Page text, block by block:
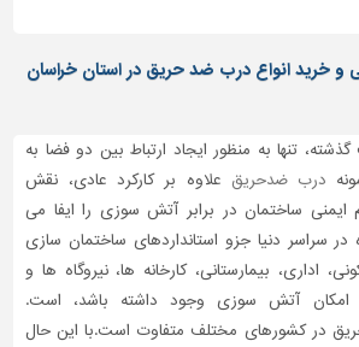
و خرید انواع درب ضد حریق در استان خراسان
تنها به منظور ایجاد ارتباط بین دو فضا به
درب ضدحریق علاوه بر کارکرد عادی، نقش
ساختمان در برابر آتش سوزی را ایفا می
در سراسر دنیا جزو استانداردهای ساختمان سازی
اداری، بیمارستانی، کارخانه ها، نیروگاه ها و
آتش سوزی وجود داشته باشد، است.
در کشورهای مختلف متفاوت است.با این حال